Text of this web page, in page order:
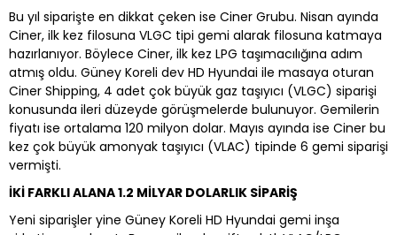
Bu yıl siparişte en dikkat çeken ise Ciner Grubu. Nisan ayında
Ciner, ilk kez filosuna VLGC tipi gemi alarak filosuna katmaya
hazırlanıyor. Böylece Ciner, ilk kez LPG taşımacılığına adım
atmış oldu. Güney Koreli dev HD Hyundai ile masaya oturan
Ciner Shipping, 4 adet çok büyük gaz taşıyıcı (VLGC) siparişi
konusunda ileri düzeyde görüşmelerde bulunuyor. Gemilerin
fiyatı ise ortalama 120 milyon dolar. Mayıs ayında ise Ciner bu
kez çok büyük amonyak taşıyıcı (VLAC) tipinde 6 gemi siparişi
vermişti.
İKİ FARKLI ALANA 1.2 MİLYAR DOLARLIK SİPARİŞ
Yeni siparişler yine Güney Koreli HD Hyundai gemi inşa